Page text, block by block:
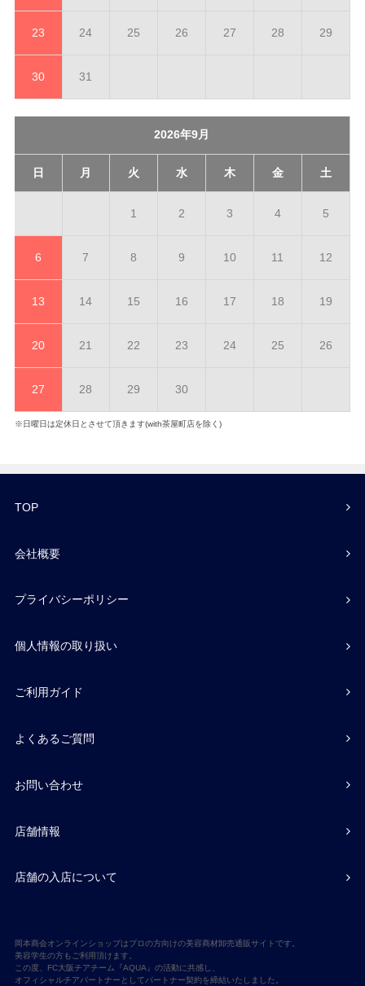
23 24 25 26 27 28 29
30 31
2026年9月
日 月 火 水 木 金 土
1 2 3 4 5
6 7 8 9 10 11 12
13 14 15 16 17 18 19
20 21 22 23 24 25 26
27 28 29 30
※日曜日は定休日とさせて頂きます(with茶屋町店を除く)
TOP
会社概要
プライバシーポリシー
個人情報の取り扱い
ご利用ガイド
よくあるご質問
お問い合わせ
店舗情報
店舗の入店について
岡本商会オンラインショップはプロの方向けの美容商材卸売通販サイトです。
美容学生の方もご利用頂けます。
この度、FC大阪チアチーム『AQUA』の活動に共感し、
オフィシャルチアパートナーとしてパートナー契約を締結いたしました。